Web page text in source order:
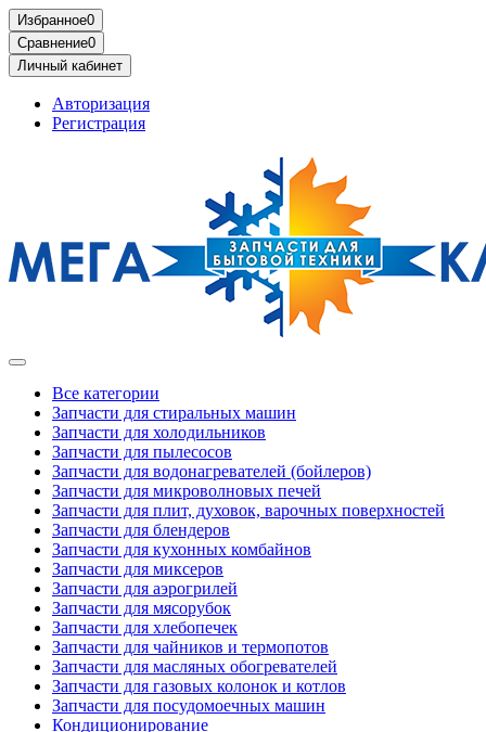
Избранное0
Сравнение0
Личный кабинет
Авторизация
Регистрация
Все категории
Запчасти для стиральных машин
Запчасти для холодильников
Запчасти для пылесосов
Запчасти для водонагревателей (бойлеров)
Запчасти для микроволновых печей
Запчасти для плит, духовок, варочных поверхностей
Запчасти для блендеров
Запчасти для кухонных комбайнов
Запчасти для миксеров
Запчасти для аэрогрилей
Запчасти для мясорубок
Запчасти для хлебопечек
Запчасти для чайников и термопотов
Запчасти для масляных обогревателей
Запчасти для газовых колонок и котлов
Запчасти для посудомоечных машин
Кондиционирование